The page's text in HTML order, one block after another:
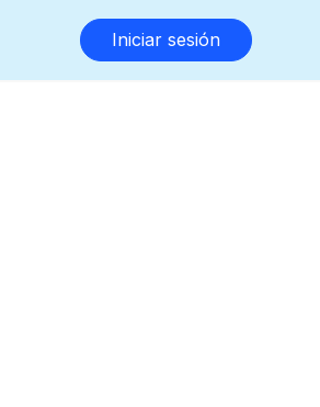
Iniciar sesión